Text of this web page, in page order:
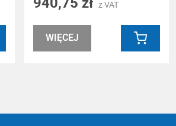
z VAT
WIĘCEJ